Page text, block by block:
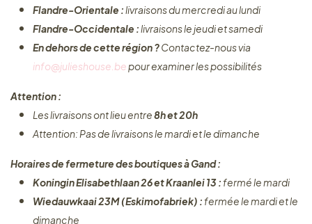
Flandre-Orientale :livraisons du mercredi au lundi
Flandre-Occidentale :livraisons le jeudi et samedi
En dehors de cette région ?Contactez-nous via
info@julieshouse.bepour examiner les possibilités
Attention :
Les livraisons ont lieu entre8h et 20h
Attention: Pas de livraisons le mardi et le dimanche
Horaires de fermeture des boutiques à Gand :
Koningin Elisabethlaan 26 et Kraanlei 13 :fermé le mardi
Wiedauwkaai 23M (Eskimofabriek) :fermée le mardi et le
dimanche